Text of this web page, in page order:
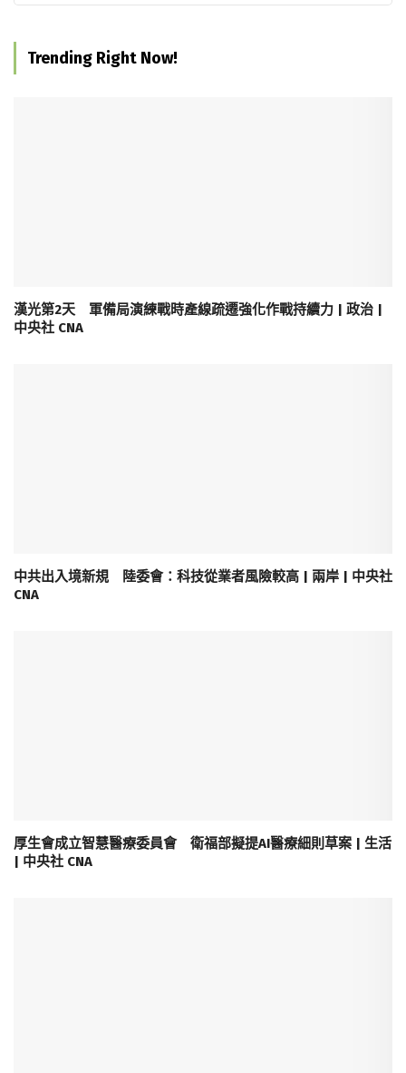
Trending Right Now!
漢光第2天 軍備局演練戰時產線疏遷強化作戰持續力 | 政治 |
中央社 CNA
中共出入境新規 陸委會：科技從業者風險較高 | 兩岸 | 中央社
CNA
厚生會成立智慧醫療委員會 衛福部擬提AI醫療細則草案 | 生活
| 中央社 CNA